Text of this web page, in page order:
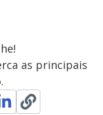
as principais